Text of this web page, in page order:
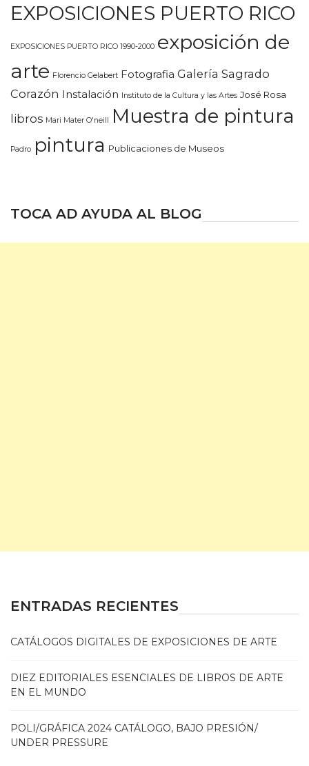
EXPOSICIONES PUERTO RICO
EXPOSICIONES PUERTO RICO 1990-2000 exposición de
arte Florencio Gelabert Fotografia Galería Sagrado
Corazón Instalación Instituto de la Cultura y las Artes José Rosa
libros Mari Mater O'neill Muestra de pintura
Padro pintura Publicaciones de Museos
TOCA AD AYUDA AL BLOG
ENTRADAS RECIENTES
CATÁLOGOS DIGITALES DE EXPOSICIONES DE ARTE
DIEZ EDITORIALES ESENCIALES DE LIBROS DE ARTE
EN EL MUNDO
POLI/GRÁFICA 2024 CATÁLOGO, BAJO PRESIÓN/
UNDER PRESSURE